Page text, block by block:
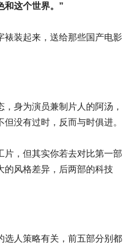
和这个世界。”
裱装起来，送给那些国产电影
身为演员兼制片人的阿汤，
没有过时，反而与时俱进。
片，但其实你若去对比第一部
的风格差异，后两部的科技
选人策略有关，前五部分别都